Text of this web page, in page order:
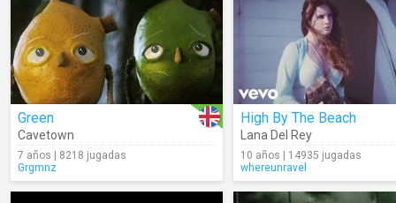
Green
Cavetown
7 años | 8218 jugadas
Grgmnz
High By The Beach
Lana Del Rey
10 años | 14935 jugadas
whereunravel